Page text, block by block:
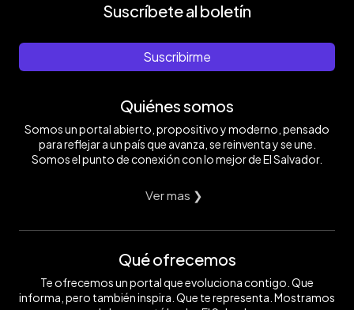
Suscríbete al boletín
Suscribirme
Quiénes somos
Somos un portal abierto, propositivo y moderno, pensado
para reflejar a un país que avanza, se reinventa y se une.
Somos el punto de conexión con lo mejor de El Salvador.
Ver mas ❯
Qué ofrecemos
Te ofrecemos un portal que evoluciona contigo. Que
informa, pero también inspira. Que te representa. Mostramos